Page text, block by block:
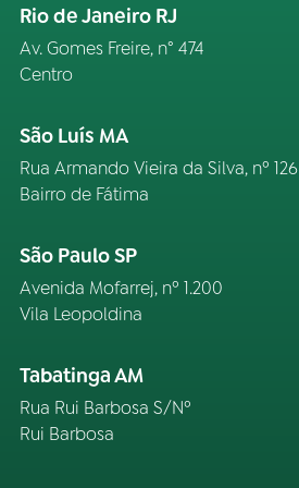
Rio de Janeiro RJ
Av. Gomes Freire, n° 474
Centro
São Luís MA
Rua Armando Vieira da Silva, nº 126
Bairro de Fátima
São Paulo SP
Avenida Mofarrej, nº 1.200
Vila Leopoldina
Tabatinga AM
Rua Rui Barbosa S/Nº
Rui Barbosa